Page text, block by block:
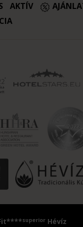
AKTÍV
superior Hévíz